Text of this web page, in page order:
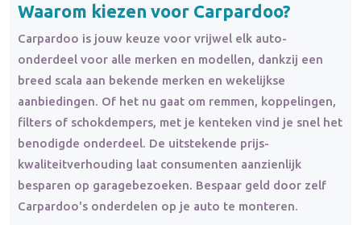
Waarom kiezen voor Carpardoo?
Carpardoo is jouw keuze voor vrijwel elk auto-
onderdeel voor alle merken en modellen, dankzij een
breed scala aan bekende merken en wekelijkse
aanbiedingen. Of het nu gaat om remmen, koppelingen,
filters of schokdempers, met je kenteken vind je snel het
benodigde onderdeel. De uitstekende prijs-
kwaliteitverhouding laat consumenten aanzienlijk
besparen op garagebezoeken. Bespaar geld door zelf
Carpardoo's onderdelen op je auto te monteren.